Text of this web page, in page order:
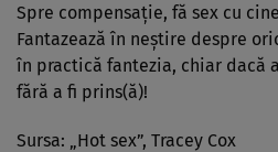
Spre compensaţie, fă sex cu
Fantazează în neştire despre
în practică fantezia, chiar dacă
fără a fi prins(ă)!
Sursa: „Hot sex”, Tracey Cox